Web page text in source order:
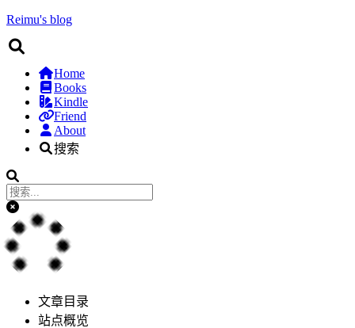
Reimu's blog
Home
Books
Kindle
Friend
About
搜索
文章目录
站点概览